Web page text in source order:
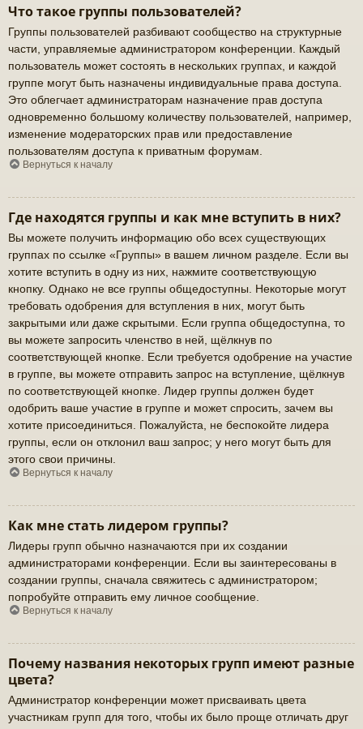
Что такое группы пользователей?
Группы пользователей разбивают сообщество на структурные
части, управляемые администратором конференции. Каждый
пользователь может состоять в нескольких группах, и каждой
группе могут быть назначены индивидуальные права доступа.
Это облегчает администраторам назначение прав доступа
одновременно большому количеству пользователей, например,
изменение модераторских прав или предоставление
пользователям доступа к приватным форумам.
Вернуться к началу
Где находятся группы и как мне вступить в них?
Вы можете получить информацию обо всех существующих
группах по ссылке «Группы» в вашем личном разделе. Если вы
хотите вступить в одну из них, нажмите соответствующую
кнопку. Однако не все группы общедоступны. Некоторые могут
требовать одобрения для вступления в них, могут быть
закрытыми или даже скрытыми. Если группа общедоступна, то
вы можете запросить членство в ней, щёлкнув по
соответствующей кнопке. Если требуется одобрение на участие
в группе, вы можете отправить запрос на вступление, щёлкнув
по соответствующей кнопке. Лидер группы должен будет
одобрить ваше участие в группе и может спросить, зачем вы
хотите присоединиться. Пожалуйста, не беспокойте лидера
группы, если он отклонил ваш запрос; у него могут быть для
этого свои причины.
Вернуться к началу
Как мне стать лидером группы?
Лидеры групп обычно назначаются при их создании
администраторами конференции. Если вы заинтересованы в
создании группы, сначала свяжитесь с администратором;
попробуйте отправить ему личное сообщение.
Вернуться к началу
Почему названия некоторых групп имеют разные
цвета?
Администратор конференции может присваивать цвета
участникам групп для того, чтобы их было проще отличать друг